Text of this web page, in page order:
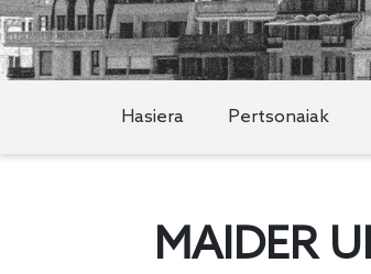
Hasiera Pertsonaiak
MAIDER